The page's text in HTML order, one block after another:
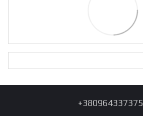
+380964337375